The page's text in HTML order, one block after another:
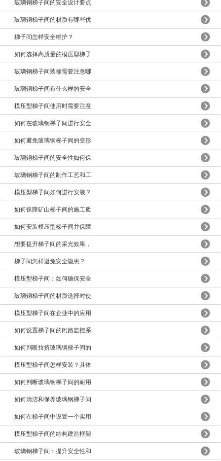
玻璃钢梯子间的安全设计要点
玻璃钢梯子间的材质有哪些优
梯子间怎样安全维护？
如何选择高质量的模压型梯子
玻璃钢梯子间装修需要注意哪
玻璃钢梯子间有什么样的安全
模压型梯子间使用时需要注意
如何在玻璃钢梯子间进行安全
如何避免玻璃钢梯子间的变形
玻璃钢梯子间的安全性如何保
玻璃钢梯子间的制作工艺和工
模压型梯子间如何进行安装？
如何保障矿山梯子间的施工质
如何安装模压型梯子间并保障
想要提升梯子间的采光效果，
梯子间怎样避免安全隐患？
模压型梯子间：如何确保安全
玻璃钢梯子间的材质选择对使
模压型梯子间在企业中的应用
如何设置梯子间的闭路监控系
如何判断拉挤玻璃钢梯子间的
模压型梯子间怎样安装？具体
如何判断玻璃钢梯子间的耐用
如何清洁和保养玻璃钢梯子间
如何在梯子间中设置一个实用
模压型梯子间的结构建造框架
玻璃钢梯子间：提升安全性和